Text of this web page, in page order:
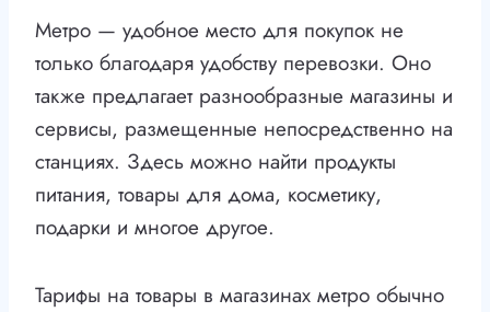
Метро — удобное место для покупок не
только благодаря удобству перевозки. Оно
также предлагает разнообразные магазины и
сервисы, размещенные непосредственно на
станциях. Здесь можно найти продукты
питания, товары для дома, косметику,
подарки и многое другое.
Тарифы на товары в магазинах метро обычно